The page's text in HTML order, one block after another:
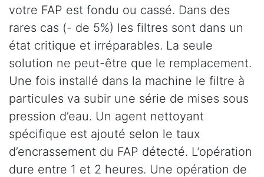
votre FAP est fondu ou cassé. Dans des
rares cas (- de 5%) les filtres sont dans un
état critique et irréparables. La seule
solution ne peut-être que le remplacement.
Une fois installé dans la machine le filtre à
particules va subir une série de mises sous
pression d’eau. Un agent nettoyant
spécifique est ajouté selon le taux
d’encrassement du FAP détecté. L’opération
dure entre 1 et 2 heures. Une opération de